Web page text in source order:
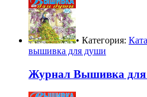
• Категория:
вышивка для души
Журнал Вышивка